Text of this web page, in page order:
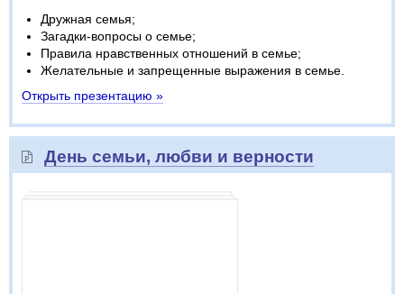
Дружная семья;
Загадки-вопросы о семье;
Правила нравственных отношений в семье;
Желательные и запрещенные выражения в семье.
Открыть презентацию »
День семьи, любви и верности